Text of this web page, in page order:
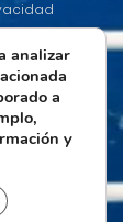
uso
sobre
analizar
a
y
el banner